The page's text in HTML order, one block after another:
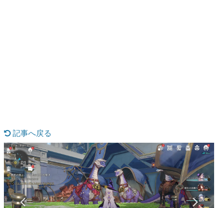
特集記事
マンガ
女性向け
アプリレビュー
記事へ戻る